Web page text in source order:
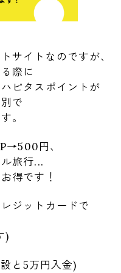
サイトなのですが、
際に
ピタスポイントが
で
。
円、
旅行...
得です！
ジットカードで
)
と5万円入金)